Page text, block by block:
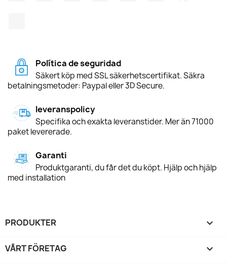
Política de seguridad
Säkert köp med SSL säkerhetscertifikat. Säkra
betalningsmetoder: Paypal eller 3D Secure.
leveranspolicy
Specifika och exakta leveranstider. Mer än 71000
paket levererade.
Garanti
Produktgaranti, du får det du köpt. Hjälp och hjälp
med installation
PRODUKTER 
VÅRT FÖRETAG 